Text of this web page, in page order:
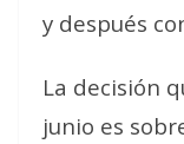
y después
La decisión
junio es